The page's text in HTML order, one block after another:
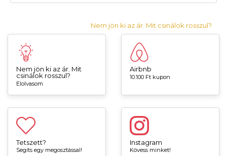
Nem jön ki az ár. Mit csinálok rosszul?
Nem jön ki az ár. Mit
csinálok rosszul?
Elolvasom
Airbnb
10.100 Ft kupon
Tetszett?
Segíts egy megosztással!
Instagram
Kövess minket!